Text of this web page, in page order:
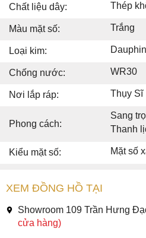
Chất liệu dây: Thép
Màu mặt số: Trắng
Loại kim:
Chống nước: WR30
Nơi lắp ráp: Thụy Sĩ
Phong cách:
Sang
Thanh
Kiểu mặt số: Mặt số
XEM ĐỒNG HỒ TẠI
Showroom 109 Trần Hưng
cửa hàng)